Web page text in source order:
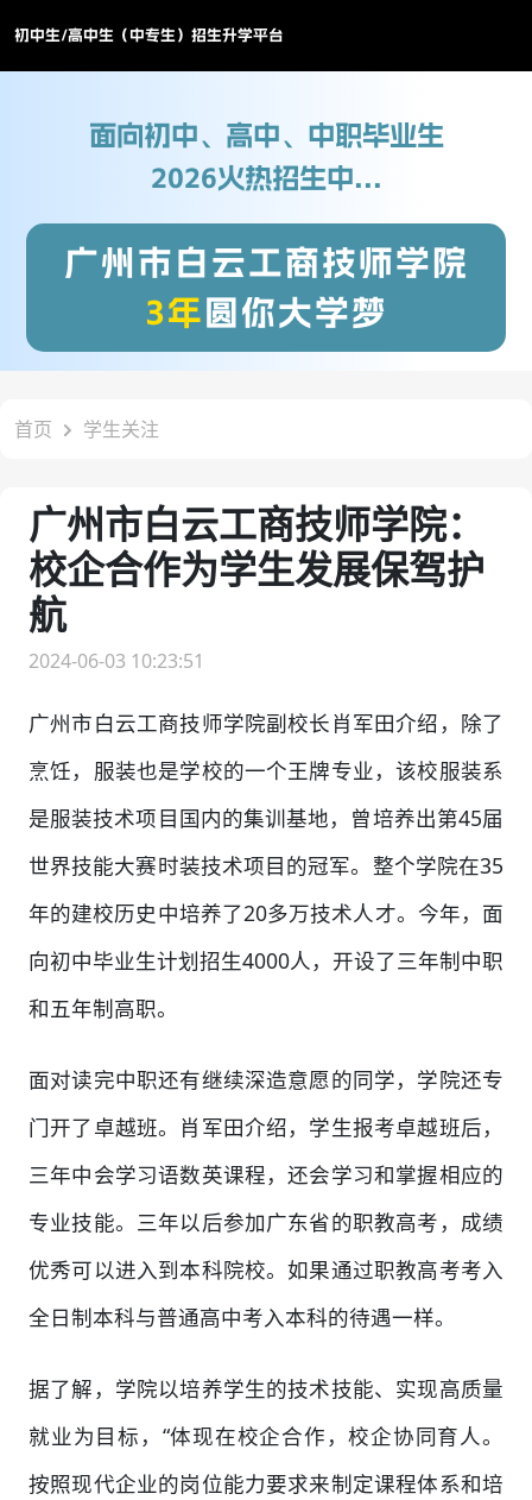
初中生/高中生（中专生）招生升学平台
面向初中、高中、中职毕业生
2026火热招生中...
广州市白云工商技师学院
3年圆你大学梦
首页 学生关注
广州市白云工商技师学院：
校企合作为学生发展保驾护
航
2024-06-03 10:23:51
广州市白云工商技师学院副校长肖军田介绍，除了
烹饪，服装也是学校的一个王牌专业，该校服装系
是服装技术项目国内的集训基地，曾培养出第45届
世界技能大赛时装技术项目的冠军。整个学院在35
年的建校历史中培养了20多万技术人才。今年，面
向初中毕业生计划招生4000人，开设了三年制中职
和五年制高职。
面对读完中职还有继续深造意愿的同学，学院还专
门开了卓越班。肖军田介绍，学生报考卓越班后，
三年中会学习语数英课程，还会学习和掌握相应的
专业技能。三年以后参加广东省的职教高考，成绩
优秀可以进入到本科院校。如果通过职教高考考入
全日制本科与普通高中考入本科的待遇一样。
据了解，学院以培养学生的技术技能、实现高质量
就业为目标，“体现在校企合作，校企协同育人。
按照现代企业的岗位能力要求来制定课程体系和培